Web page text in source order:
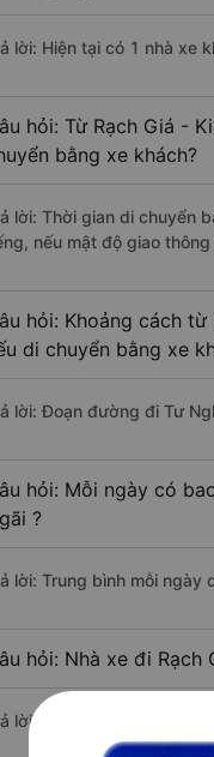
lời: Hiện tại có 1 nhà xe
hỏi: Từ Rạch Giá -
bằng xe khách?
lời: Thời gian di chuyển
nếu mật độ giao thông
hỏi: Khoảng cách
di chuyển bằng xe
lời: Đoạn đường đi Tư
hỏi: Mỗi ngày có
?
lời: Trung bình mỗi
hỏi: Nhà xe đi Rạch
lời: Chuyến xe có giờ